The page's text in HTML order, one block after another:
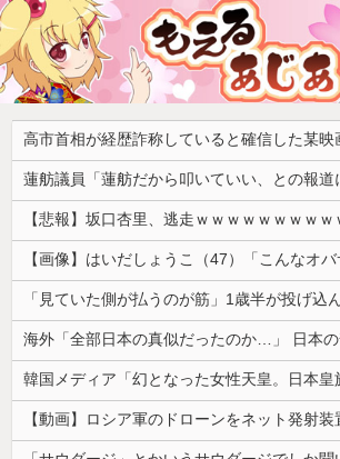
【悲報】坂口杏里、逃走ｗｗｗｗｗｗｗｗｗ